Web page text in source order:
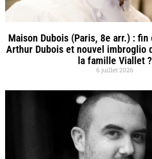
Maison Dubois (Paris, 8e arr.) :
Arthur Dubois et nouvel imbroglio
la famille Viallet ?
6 juillet 2026